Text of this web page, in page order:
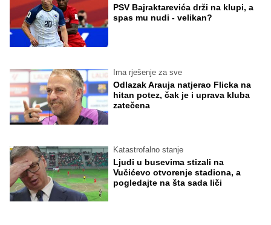
PSV Bajraktarevića drži na klupi, a
spas mu nudi - velikan?
Ima rješenje za sve
Odlazak Arauja natjerao Flicka na
hitan potez, čak je i uprava kluba
zatečena
Katastrofalno stanje
Ljudi u busevima stizali na
Vučićevo otvorenje stadiona, a
pogledajte na šta sada liči